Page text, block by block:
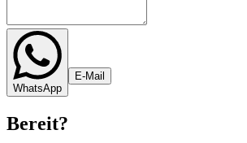
WhatsApp
E-Mail
Bereit?